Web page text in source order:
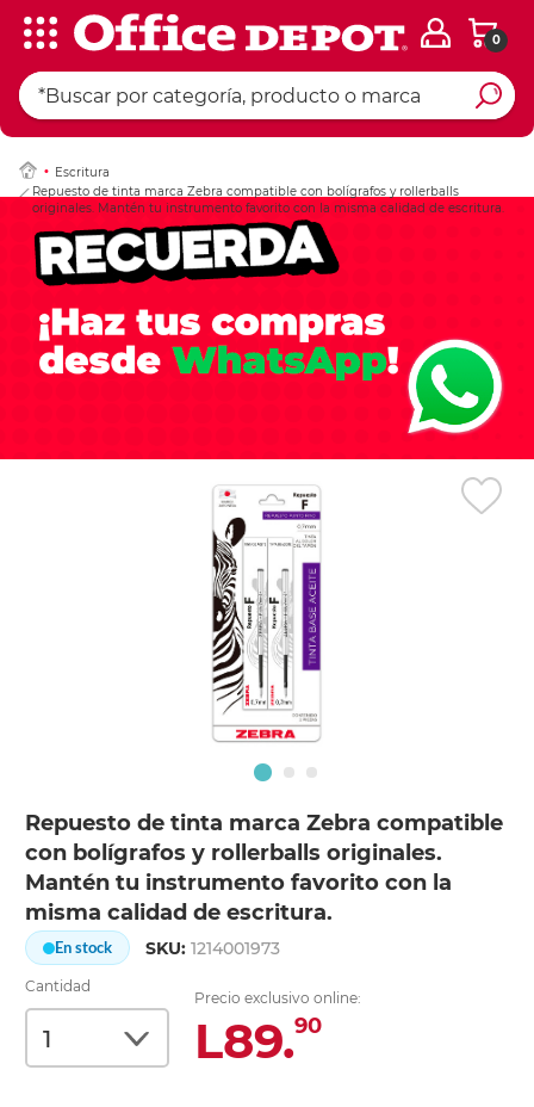
0
Escritura
Repuesto de tinta marca Zebra compatible con bolígrafos y rollerballs
originales. Mantén tu instrumento favorito con la misma calidad de escritura.
Repuesto de tinta marca Zebra compatible
con bolígrafos y rollerballs originales.
Mantén tu instrumento favorito con la
misma calidad de escritura.
En stock SKU:1214001973
Cantidad
Precio exclusivo online:
L89.90
Ingresar Codigo